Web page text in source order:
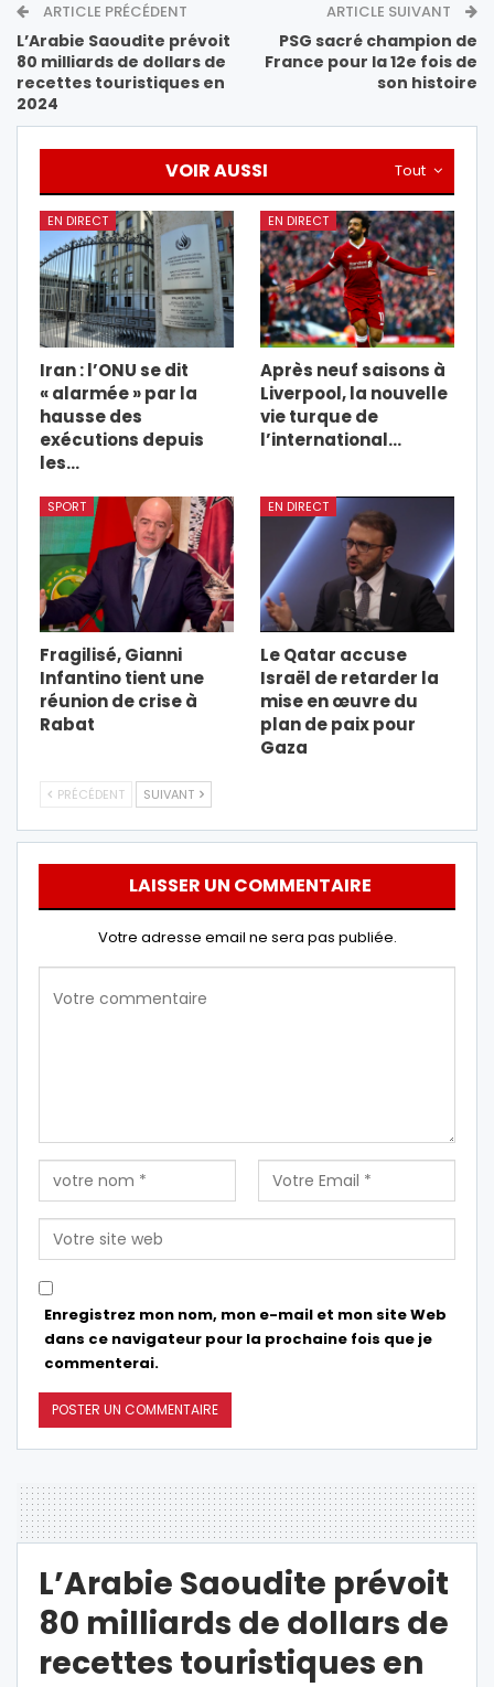
ARTICLE PRÉCÉDENT
L’Arabie Saoudite prévoit
80 milliards de dollars de
recettes touristiques en
2024
ARTICLE SUIVANT
PSG sacré champion de
France pour la 12e fois de
son histoire
Tout
VOIR AUSSI
EN DIRECT
Iran : l’ONU se dit
« alarmée » par la
hausse des
exécutions depuis
les…
EN DIRECT
Après neuf saisons à
Liverpool, la nouvelle
vie turque de
l’international…
SPORT
Fragilisé, Gianni
Infantino tient une
réunion de crise à
Rabat
EN DIRECT
Le Qatar accuse
Israël de retarder la
mise en œuvre du
plan de paix pour
Gaza
PRÉCÉDENT SUIVANT
LAISSER UN COMMENTAIRE
Votre adresse email ne sera pas publiée.
Enregistrez mon nom, mon e-mail et mon site Web
dans ce navigateur pour la prochaine fois que je
commenterai.
L’Arabie Saoudite prévoit
80 milliards de dollars de
recettes touristiques en